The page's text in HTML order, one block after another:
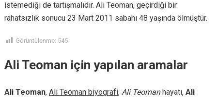
istemediği de tartışmalıdır. Ali Teoman, geçirdiği bir
rahatsızlık sonucu 23 Mart 2011 sabahı 48 yaşında ölmüştür.
Görüntülenme: 545
Ali Teoman için yapılan aramalar
Ali Teoman, Ali Teoman biyografi, Ali Teomanhayatı, Ali